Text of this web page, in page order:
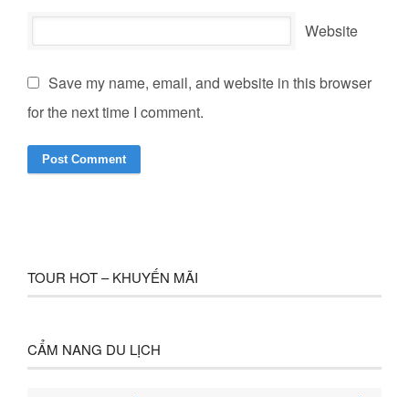
Website
Save my name, email, and website in this browser
for the next time I comment.
TOUR HOT – KHUYẾN MÃI
CẨM NANG DU LỊCH